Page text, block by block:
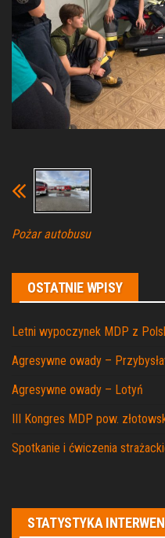
Pożar autobusu
OSTATNIE WPISY
Letni wypoczynek MDP z
Agresywne owady –
Agresywne owady – Lotyń
III Kongres MDP pow.
Spotkanie i ćwiczenia
STATYSTYKA